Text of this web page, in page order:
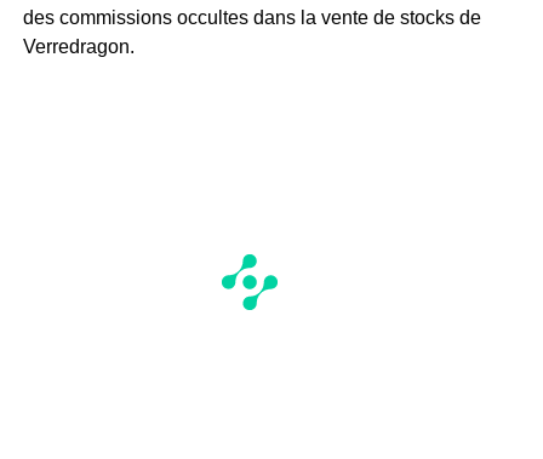
des commissions occultes dans la vente de stocks de
Verredragon.